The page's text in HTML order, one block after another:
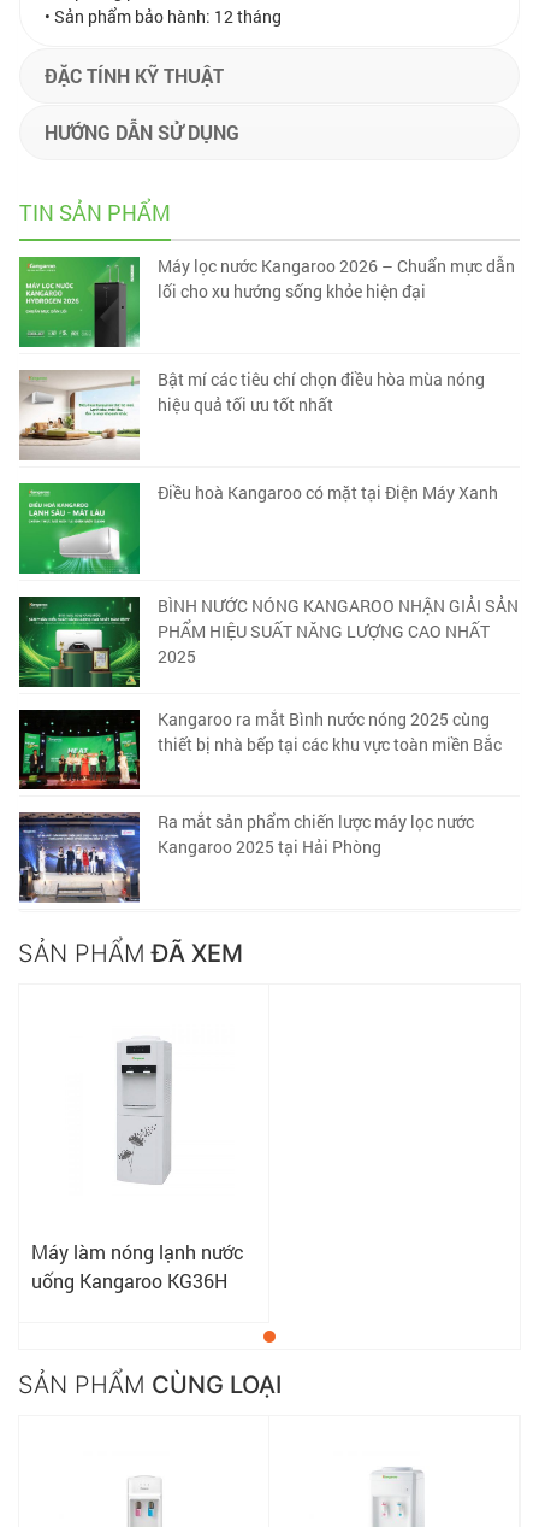
• Sản phẩm bảo hành: 12 tháng
ĐẶC TÍNH KỸ THUẬT
HƯỚNG DẪN SỬ DỤNG
TIN SẢN PHẨM
Máy lọc nước Kangaroo 2026 – Chuẩn mực dẫn
lối cho xu hướng sống khỏe hiện đại
Bật mí các tiêu chí chọn điều hòa mùa nóng
hiệu quả tối ưu tốt nhất
Điều hoà Kangaroo có mặt tại Điện Máy Xanh
BÌNH NƯỚC NÓNG KANGAROO NHẬN GIẢI SẢN
PHẨM HIỆU SUẤT NĂNG LƯỢNG CAO NHẤT
2025
Kangaroo ra mắt Bình nước nóng 2025 cùng
thiết bị nhà bếp tại các khu vực toàn miền Bắc
Ra mắt sản phẩm chiến lược máy lọc nước
Kangaroo 2025 tại Hải Phòng
SẢN PHẨM ĐÃ XEM
Máy làm nóng lạnh nước
uống Kangaroo KG36H
SẢN PHẨM CÙNG LOẠI